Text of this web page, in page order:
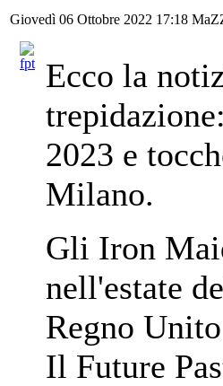
Giovedì 06 Ottobre 2022 17:18
Ecco la
2023 e
Milano.
Gli Iron
nell'estate
Regno
Il Future